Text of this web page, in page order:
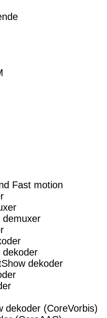
Fast motion
demuxer
dekoder
dekoder
dekoder (CoreVorbis)